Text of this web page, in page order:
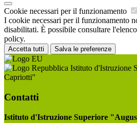
Cookie necessari per il funzionamento
I cookie necessari per il funzionamento
disabilitati. È possibile consultare
policy.
Accetta tutti Salva le preferenze
Istituto d'Istruzione
Capriotti"
Contatti
Istituto d'Istruzione Superiore